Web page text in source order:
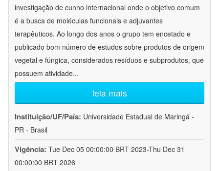
investigação de cunho internacional onde o objetivo comum
é a busca de moléculas funcionais e adjuvantes
terapêuticos. Ao longo dos anos o grupo tem encetado e
publicado bom número de estudos sobre produtos de origem
vegetal e fúngica, considerados resíduos e subprodutos, que
possuem atividade...
leia mais
Instituição/UF/País: Universidade Estadual de Maringá -
PR - Brasil
Vigência: Tue Dec 05 00:00:00 BRT 2023-Thu Dec 31
00:00:00 BRT 2026